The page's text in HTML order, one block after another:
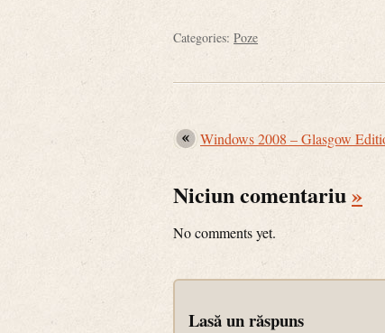
Categories: Poze
Windows 2008 – Glasgow
Niciun comentariu»
No comments yet.
Lasă un răspuns